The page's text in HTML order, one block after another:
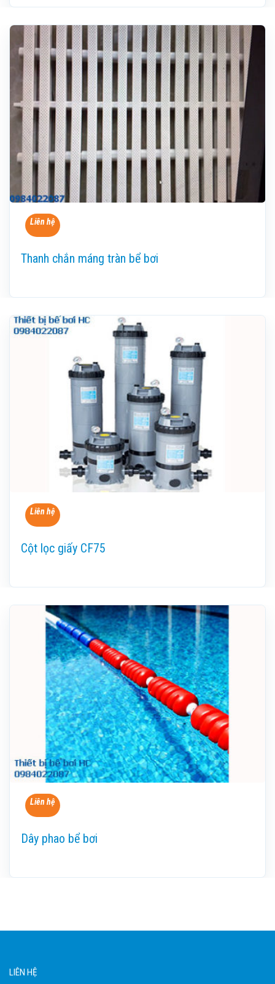
Liên hệ
Thanh chắn máng tràn bể bơi
Liên hệ
Cột lọc giấy CF75
Liên hệ
Dây phao bể bơi
LIÊN HỆ